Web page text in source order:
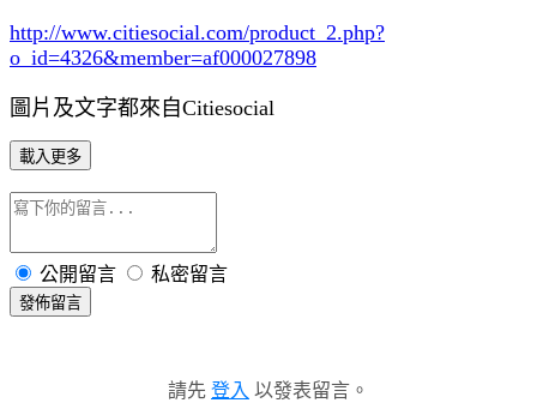
http://www.citiesocial.com/product_2.php?
o_id=4326&member=af000027898
圖片及文字都來自Citiesocial
載入更多
公開留言 私密留言
發佈留言
請先 登入 以發表留言。